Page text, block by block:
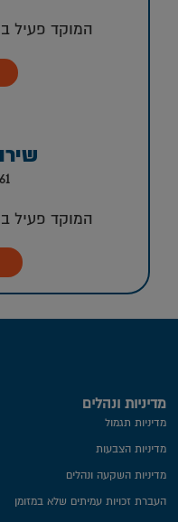
המוקד פעיל בימים
המוקד פעיל בימים
מדיניות ונהלים
מדיניות תגמול
מדיניות הצבעות
מדיניות השקעה ונהלים
העברת זכויות עמיתים שלא במזומן